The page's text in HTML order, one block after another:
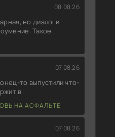
08.08.26
но диалоги
Такое
07.08.26
то выпустили что-
в
НА АСФАЛЬТЕ
07.08.26